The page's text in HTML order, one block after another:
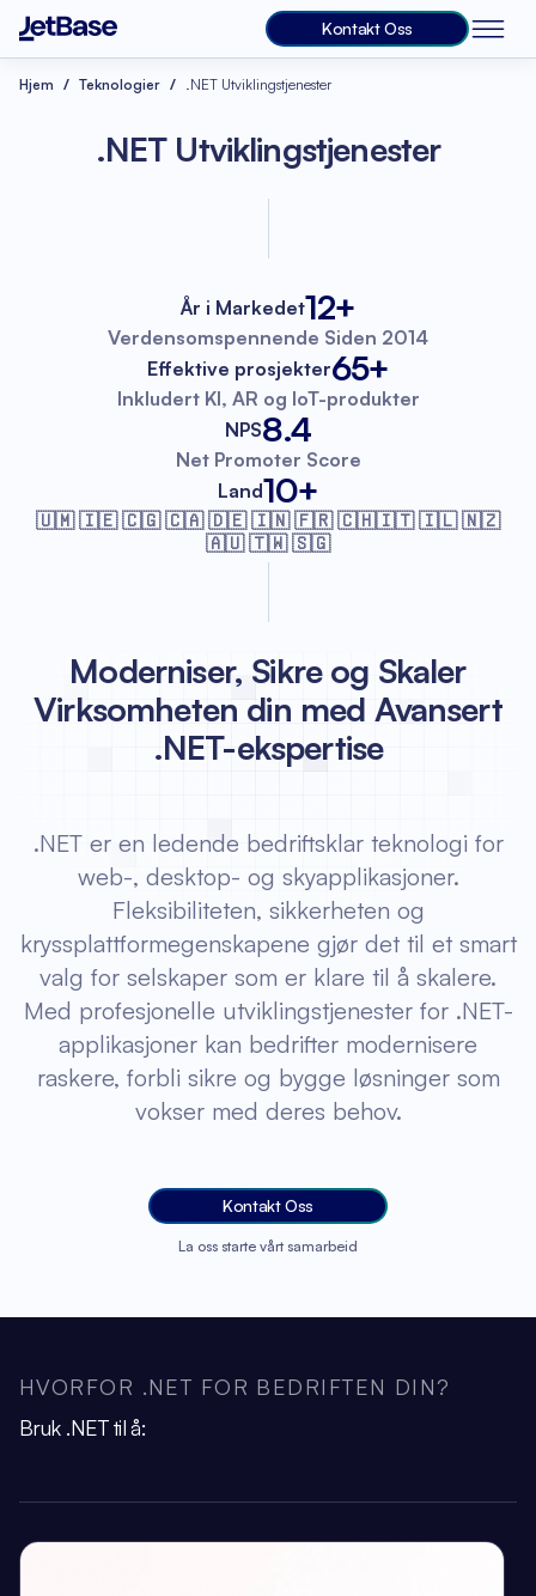
Kontakt Oss
Hjem Teknologier .NET Utviklingstjenester
.NET Utviklingstjenester
År i Markedet12+
Verdensomspennende Siden 2014
Effektive prosjekter65+
Inkludert KI, AR og IoT-produkter
NPS8.4
Net Promoter Score
Land10+
🇺🇲 🇮🇪 🇨🇬 🇨🇦 🇩🇪 🇮🇳 🇫🇷🇨🇭🇮🇹 🇮🇱 🇳🇿
🇦🇺 🇹🇼 🇸🇬
Moderniser, Sikre og Skaler
Virksomheten din med Avansert
.NET-ekspertise
.NET er en ledende bedriftsklar teknologi for
web-, desktop- og skyapplikasjoner.
Fleksibiliteten, sikkerheten og
kryssplattformegenskapene gjør det til et smart
valg for selskaper som er klare til å skalere.
Med profesjonelle utviklingstjenester for .NET-
applikasjoner kan bedrifter modernisere
raskere, forbli sikre og bygge løsninger som
vokser med deres behov.
Kontakt Oss
La oss starte vårt samarbeid
HVORFOR .NET FOR BEDRIFTEN DIN?
Bruk .NET til å: